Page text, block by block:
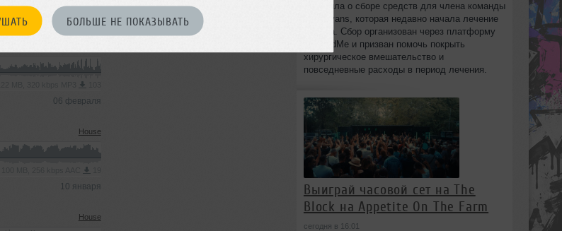
БОЛЬШЕ НЕ ПОКАЗЫВАТЬ
17 апреля
06 февраля
House
10 января
House
объявила о сборе средств для члена команды
Lola Evans, которая недавно начала лечение
от рака. Сбор организован через платформу
GoFundMe и призван помочь покрыть
хирургическое вмешательство и
повседневные расходы в период лечения.
Выиграй часовой сет на The
Block на Appetite On The Farm
сегодня в 16:01